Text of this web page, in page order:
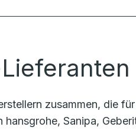
zusammen, die
Sanipa,